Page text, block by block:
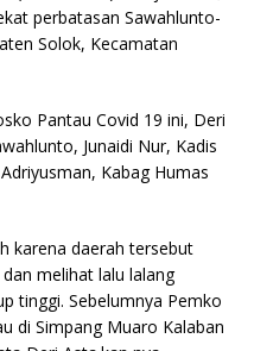
perbatasan Sawahlunto-
Solok, Kecamatan
Pantau Covid 19 ini, Deri
Junaidi Nur, Kadis
Kabag Humas
karena daerah tersebut
melihat lalu lalang
tinggi. Sebelumnya Pemko
di Simpang Muaro Kalaban